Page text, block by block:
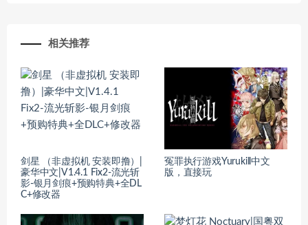
相关推荐
剑星 （非虚拟机 安装即撸）|
豪华中文|V1.4.1 Fix2-流光斩
影-银月剑痕+预购特典+全DL
C+修改器
冤罪执行游戏Yurukill中文
版，直接玩